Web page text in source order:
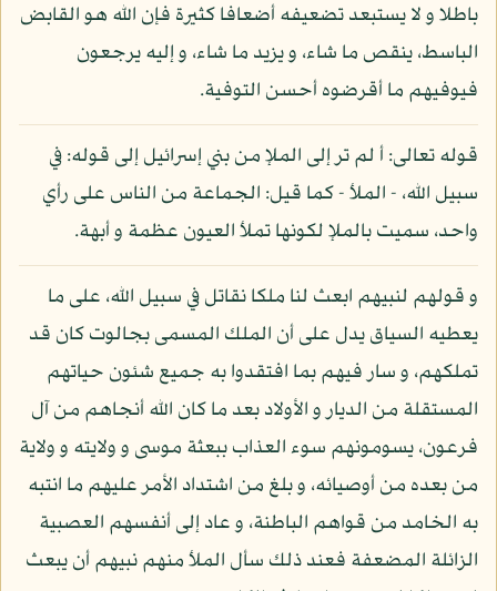
باطلا و لا يستبعد تضعيفه أضعافا كثيرة فإن الله هو القابض
الباسط، ينقص ما شاء، و يزيد ما شاء، و إليه يرجعون
فيوفيهم ما أقرضوه أحسن التوفية.
قوله تعالى: أ لم تر إلى الملإ من بني إسرائيل إلى قوله: في
سبيل الله، - الملأ - كما قيل: الجماعة من الناس على رأي
واحد، سميت بالملإ لكونها تملأ العيون عظمة و أبهة.
و قولهم لنبيهم ابعث لنا ملكا نقاتل في سبيل الله، على ما
يعطيه السياق يدل على أن الملك المسمى بجالوت كان قد
تملكهم، و سار فيهم بما افتقدوا به جميع شئون حياتهم
المستقلة من الديار و الأولاد بعد ما كان الله أنجاهم من آل
فرعون، يسومونهم سوء العذاب ببعثة موسى و ولايته و ولاية
من بعده من أوصيائه، و بلغ من اشتداد الأمر عليهم ما انتبه
به الخامد من قواهم الباطنة، و عاد إلى أنفسهم العصبية
الزائلة المضعفة فعند ذلك سأل الملأ منهم نبيهم أن يبعث